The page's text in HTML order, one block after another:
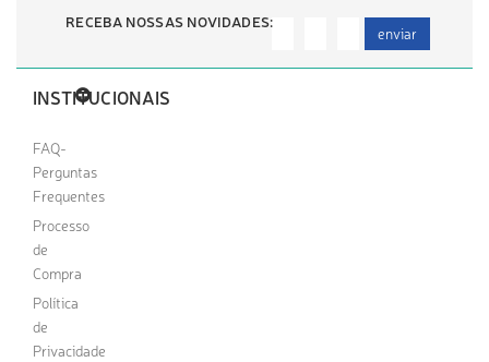
RECEBA NOSSAS NOVIDADES:
enviar
INSTITUCIONAIS
FAQ-
Perguntas
Frequentes
Processo
de
Compra
Política
de
Privacidade